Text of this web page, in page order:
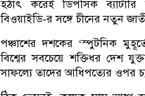
হঠাৎ করেই ডিপসিক
বিওয়াইডি‑র সঙ্গে চীনের নতুন
পঞ্চাশের দশকের ‘স্পুটনিক
বিশ্বের সবচেয়ে শক্তিধর দেশ
সাফল্যে তাদের আধিপত্যের ওপর